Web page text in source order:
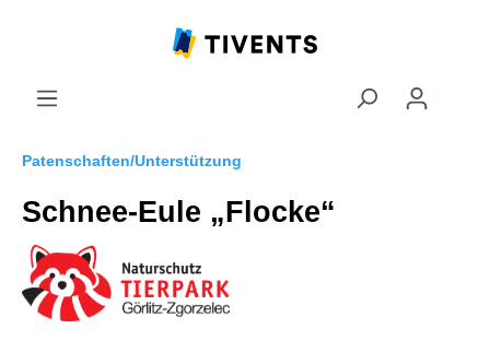
Patenschaften/Unterstützung
Schnee-Eule „Flocke“